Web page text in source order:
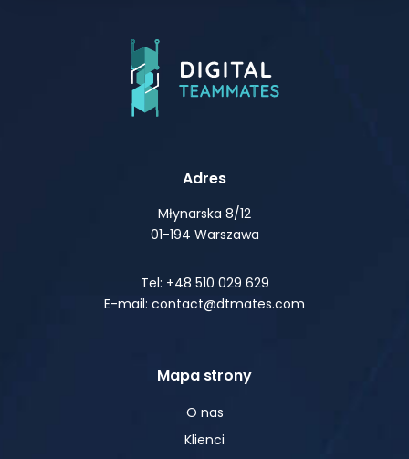
Adres
Młynarska 8/12
01-194 Warszawa
Tel: +48 510 029 629
E-mail: contact@dtmates.com
Mapa strony
O nas
Klienci